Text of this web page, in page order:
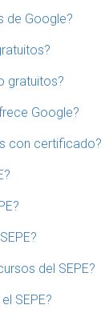
de Google?
gratuitos?
Google?
con certificado?
del SEPE?
SEPE?